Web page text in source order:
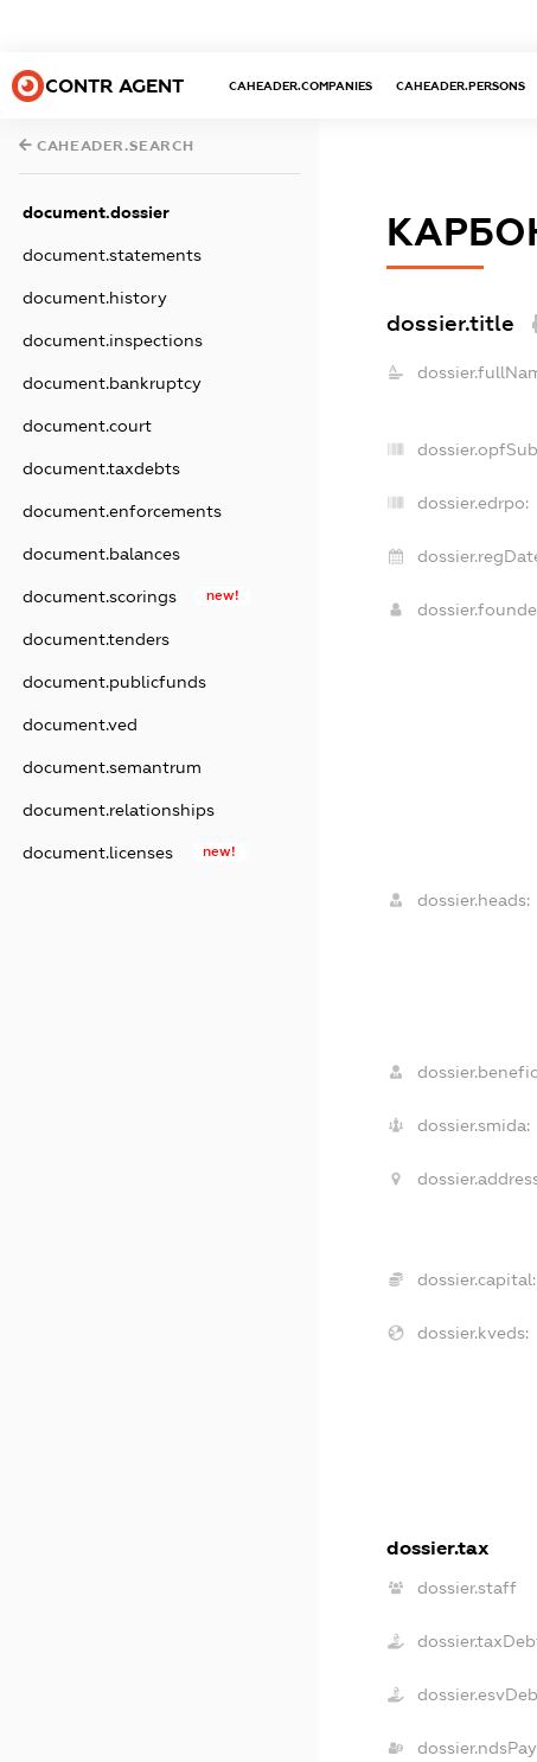
CONTR AGENT CAHEADER.COMPANIES CAHEADER.PERSONS
CAHEADER.SEARCH
document.dossier
document.statements
document.history
document.inspections
document.bankruptcy
document.court
document.taxdebts
document.enforcements
document.balances
document.scorings new!
document.tenders
document.publicfunds
document.ved
document.semantrum
document.relationships
document.licenses new!
dossier.title
dossier.edrpo:
dossier.heads:
dossier.smida:
dossier.capital:
dossier.kveds:
dossier.tax
dossier.staff